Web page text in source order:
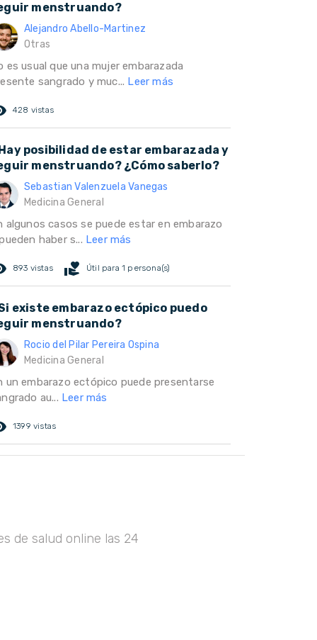
menstruando?
Alejandro Abello-Martinez
Otras
es usual que una mujer embarazada
sangrado y muc... Leer más
428 vistas
posibilidad de estar embarazada y
menstruando? ¿Cómo saberlo?
Sebastian Valenzuela Vanegas
Medicina General
algunos casos se puede estar en embarazo
haber s... Leer más
893 vistas volunteer_activism Útil para 1 persona(s)
existe embarazo ectópico puedo
menstruando?
Rocio del Pilar Pereira Ospina
Medicina General
un embarazo ectópico puede presentarse
au... Leer más
1399 vistas
de salud online las 24